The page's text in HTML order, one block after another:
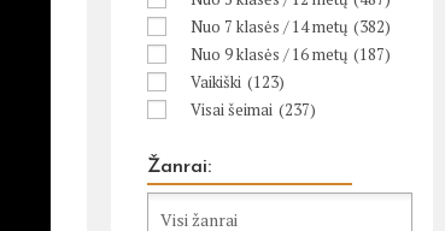
Nuo 7 klasės / 14 metų (382)
Nuo 9 klasės / 16 metų (187)
Vaikiški (123)
Visai šeimai (237)
Žanrai: